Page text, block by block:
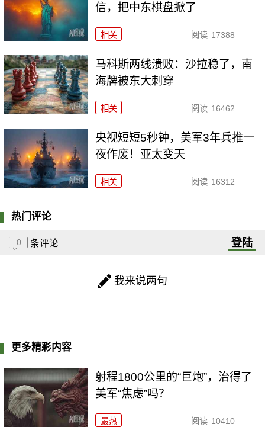
信，把中东棋盘掀了
相关 阅读 17388
马科斯两线溃败：沙拉稳了，南
海牌被东大刺穿
相关 阅读 16462
央视短短5秒钟，美军3年兵推一
夜作废！亚太变天
相关 阅读 16312
热门评论
0 条评论 登陆
我来说两句
更多精彩内容
射程1800公里的“巨炮”，治得了
美军“焦虑”吗？
最热 阅读 10410